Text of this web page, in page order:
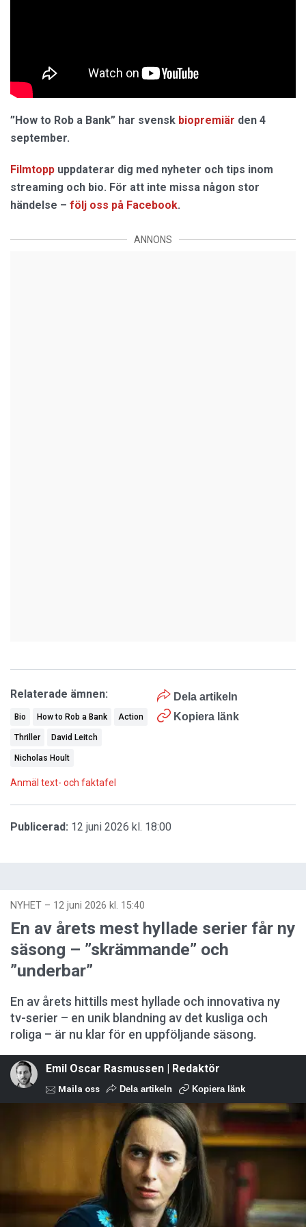
”How to Rob a Bank” har svensk biopremiär den 4
september.
Filmtopp uppdaterar dig med nyheter och tips inom
streaming och bio. För att inte missa någon stor
händelse – följ oss på Facebook.
ANNONS
Dela artikeln
Kopiera länk
Relaterade ämnen:
Bio How to Rob a Bank Action
Thriller David Leitch
Nicholas Hoult
Anmäl text- och faktafel
Publicerad: 12 juni 2026 kl. 18:00
NYHET – 12 juni 2026 kl. 15:40
En av årets mest hyllade serier får ny
säsong – ”skrämmande” och
”underbar”
En av årets hittills mest hyllade och innovativa ny
tv-serier – en unik blandning av det kusliga och
roliga – är nu klar för en uppföljande säsong.
Emil Oscar Rasmussen | Redaktör
Maila oss Dela artikeln Kopiera länk